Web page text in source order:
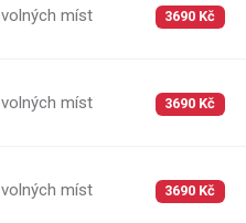
volných míst 3690 Kč
volných míst 3690 Kč
volných míst 3690 Kč